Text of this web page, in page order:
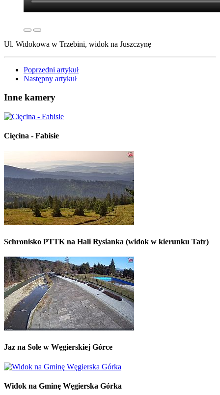
Ul. Widokowa w Trzebini, widok na Juszczynę
Poprzedni artykuł
Następny artykuł
Inne kamery
Cięcina - Fabisie
Schronisko PTTK na Hali Rysianka (widok w kierunku Tatr)
Jaz na Sole w Węgierskiej Górce
Widok na Gminę Węgierska Górka